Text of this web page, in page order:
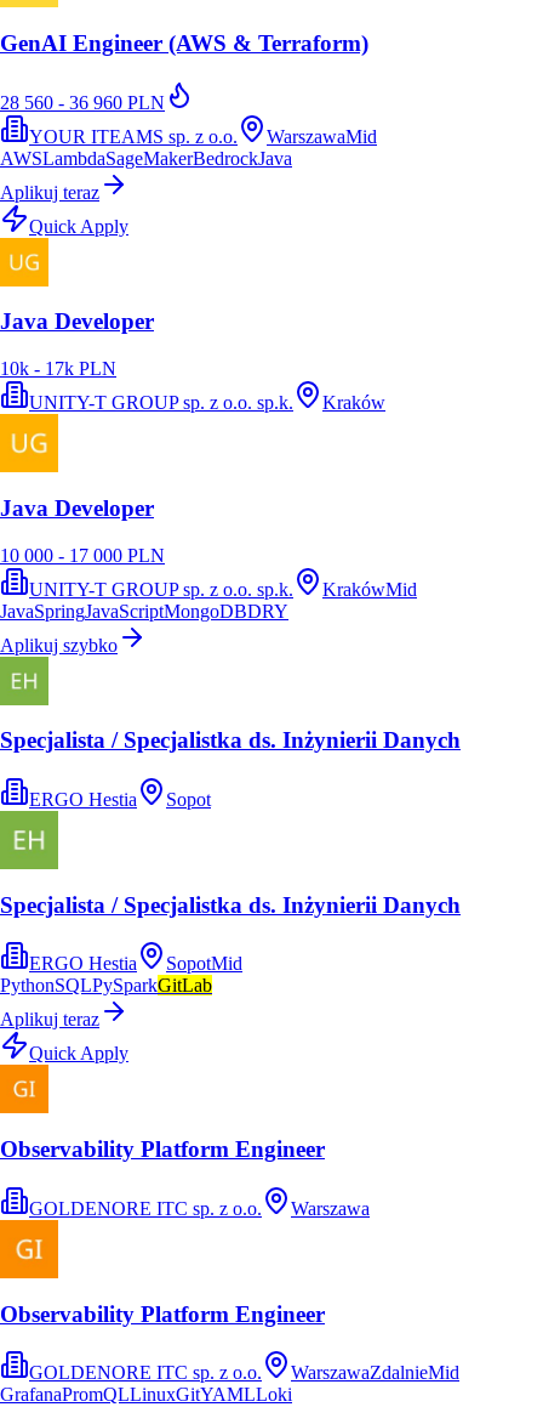
GenAI Engineer (AWS & Terraform)
28 560 - 36 960 PLN
YOUR ITEAMS sp. z o.o.
WarszawaMid
AWSLambdaSageMakerBedrockJava
Aplikuj teraz
Quick Apply
Java Developer
10k - 17k PLN
UNITY-T GROUP sp. z o.o. sp.k.
Kraków
Java Developer
10 000 - 17 000 PLN
UNITY-T GROUP sp. z o.o. sp.k.
KrakówMid
JavaSpringJavaScriptMongoDBDRY
Aplikuj szybko
Specjalista / Specjalistka ds. Inżynierii Danych
ERGO Hestia Sopot
Specjalista / Specjalistka ds. Inżynierii Danych
ERGO Hestia SopotMid
PythonSQLPySparkGitLab
Aplikuj teraz
Quick Apply
Observability Platform Engineer
GOLDENORE ITC sp. z o.o. Warszawa
Observability Platform Engineer
GOLDENORE ITC sp. z o.o. WarszawaZdalnieMid
GrafanaPromQLLinuxGitYAMLLoki